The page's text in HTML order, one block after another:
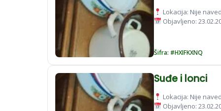
Lokacija: Nije
Objavljeno:
Šifra: #HXIFKXNQ
Suđe i lonci
Lokacija: Nije
Objavljeno: